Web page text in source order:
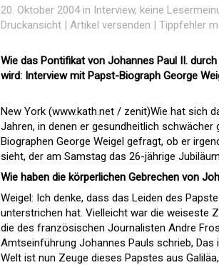
20. Oktober 2004 in Interview, keine
Druckansicht | Artikel versenden | Tippfehler
Wie das Pontifikat von Johannes Paul II.
wird: Interview mit Papst-Biograph George
New York (www.kath.net / zenit)Wie hat sich
Jahren, in denen er gesundheitlich
Biographen George Weigel gefragt, ob er
sieht, der am Samstag das 26-jährige
Wie haben die körperlichen Gebrechen von
Weigel: Ich denke, dass das Leiden des
unterstrichen hat. Vielleicht war die weiseste
die des französischen Journalisten Andre
Amtseinführung Johannes Pauls schrieb,
Welt ist nun Zeuge dieses Papstes aus